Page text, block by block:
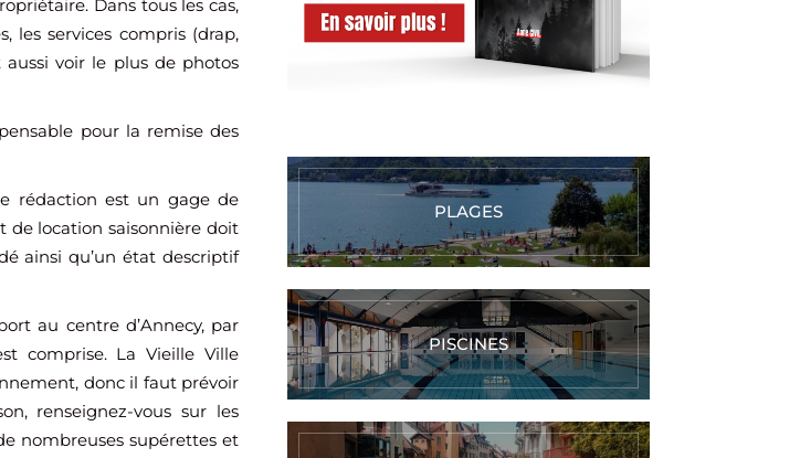
Dans tous les cas,
les services compris (drap,
aussi voir le plus de photos
pour la remise des
rédaction est un gage de
de location saisonnière doit
ainsi qu’un état descriptif
au centre d’Annecy, par
comprise. La Vieille Ville
donc il faut prévoir
renseignez-vous sur les
nombreuses supérettes et
PLAGES
PISCINES